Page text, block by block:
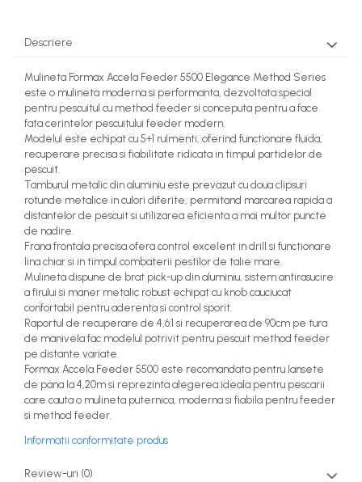
Descriere
Mulineta Formax Accela Feeder 5500 Elegance Method Series
este o mulineta moderna si performanta, dezvoltata special
pentru pescuitul cu method feeder si conceputa pentru a face
fata cerintelor pescuitului feeder modern.
Modelul este echipat cu 5+1 rulmenti, oferind functionare fluida,
recuperare precisa si fiabilitate ridicata in timpul partidelor de
pescuit.
Tamburul metalic din aluminiu este prevazut cu doua clipsuri
rotunde metalice in culori diferite, permitand marcarea rapida a
distantelor de pescuit si utilizarea eficienta a mai multor puncte
de nadire.
Frana frontala precisa ofera control excelent in drill si functionare
lina chiar si in timpul combaterii pestilor de talie mare.
Mulineta dispune de brat pick-up din aluminiu, sistem antirasucire
a firului si maner metalic robust echipat cu knob cauciucat
confortabil pentru aderenta si control sporit.
Raportul de recuperare de 4,6:1 si recuperarea de 90cm pe tura
de manivela fac modelul potrivit pentru pescuit method feeder
pe distante variate.
Formax Accela Feeder 5500 este recomandata pentru lansete
de pana la 4,20m si reprezinta alegerea ideala pentru pescarii
care cauta o mulineta puternica, moderna si fiabila pentru feeder
si method feeder.
Informatii conformitate produs
Review-uri (0)